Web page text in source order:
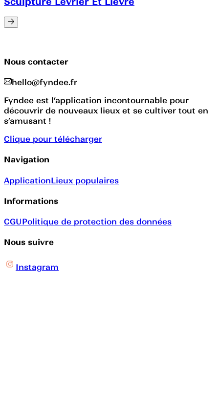
Nous contacter
hello@fyndee.fr
Fyndee est l’application incontournable pour
découvrir de nouveaux lieux et se cultiver tout en
s’amusant !
Clique pour télécharger
Navigation
ApplicationLieux populaires
Informations
CGUPolitique de protection des données
Nous suivre
Instagram